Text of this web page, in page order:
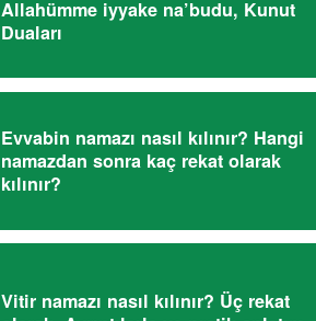
Allahümme iyyake na’budu, Kunut
Duaları
Evvabin namazı nasıl kılınır? Hangi
namazdan sonra kaç rekat olarak
kılınır?
Vitir namazı nasıl kılınır? Üç rekat